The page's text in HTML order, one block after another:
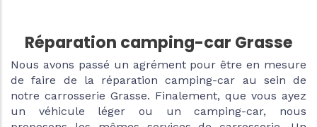
Réparation camping-car Grasse
Nous avons passé un agrément pour être en mesure
de faire de la réparation camping-car au sein de
notre carrosserie Grasse. Finalement, que vous ayez
un véhicule léger ou un camping-car, nous